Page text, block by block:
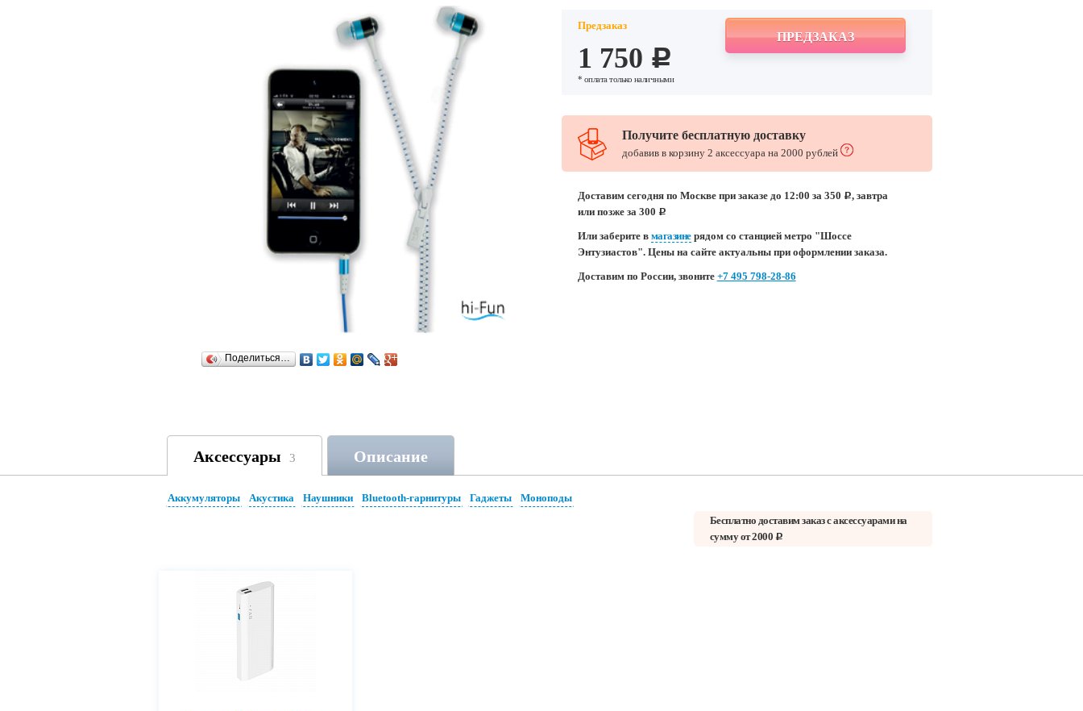
Поделиться…
Предзаказ
1 750 c
* оплата только наличными
ПРЕДЗАКАЗ
Получите бесплатную доставку
добавив в корзину 2 аксессуара на 2000 рублей
Доставим сегодня по Москве при заказе до 12:00 за 350 c, завтра
или позже за 300 c
Или заберите в магазинерядом со станцией метро "Шоссе
Энтузиастов". Цены на сайте актуальны при оформлении заказа.
Доставим по России, звоните +7 495 798-28-86
Аксессуары 3 Описание
Аккумуляторы Акустика Наушники Bluetooth-гарнитуры Гаджеты
Моноподы
Бесплатно доставим заказ с аксессуарами на
сумму от 2000 c